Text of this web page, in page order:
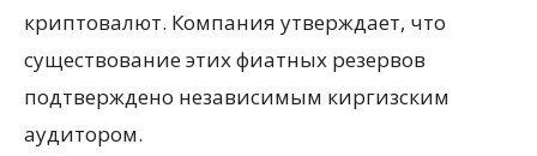
криптовалют. Компания утверждает, что
существование этих фиатных резервов
подтверждено независимым киргизским
аудитором.